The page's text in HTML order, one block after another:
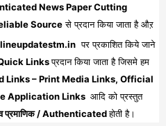
News Paper Cutting
Sourceसे प्रदान किया जाता है औऱ
पर प्रकाशित किये जाने
Linksप्रदान किया जाता है जिसमे हम
Links – Print Media Links, Official
Application Links आदि को प्रस्तुत
व प्रमाणिक / Authenticatedहोती है।